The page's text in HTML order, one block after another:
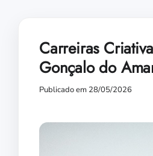
Carreiras
Gonçalo do
Publicado em 28/05/2026